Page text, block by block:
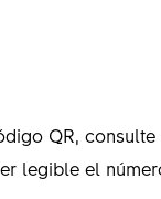
QR, consulte
legible el